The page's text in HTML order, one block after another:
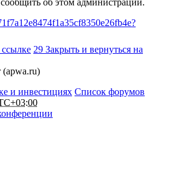
об этом администрации.
29 Закрыть и вернуться на
и инвестициях Список форумов